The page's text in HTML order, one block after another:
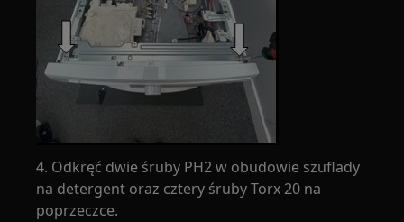
4. Odkręć dwie śruby PH2 w obudowie szuflady
na detergent oraz cztery śruby Torx 20 na
poprzeczce.